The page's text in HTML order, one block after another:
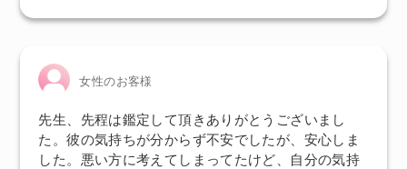
女性のお客様
先生、先程は鑑定して頂きありがとうございまし
た。彼の気持ちが分からず不安でしたが、安心しま
した。悪い方に考えてしまってたけど、自分の気持